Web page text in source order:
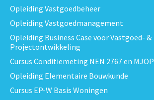
Opleiding Vastgoedbeheer
Opleiding Vastgoedmanagement
Opleiding Business Case voor Vastgoed- &
Projectontwikkeling
Cursus Conditiemeting NEN 2767 en MJOP
Opleiding Elementaire Bouwkunde
Cursus EP-W Basis Woningen